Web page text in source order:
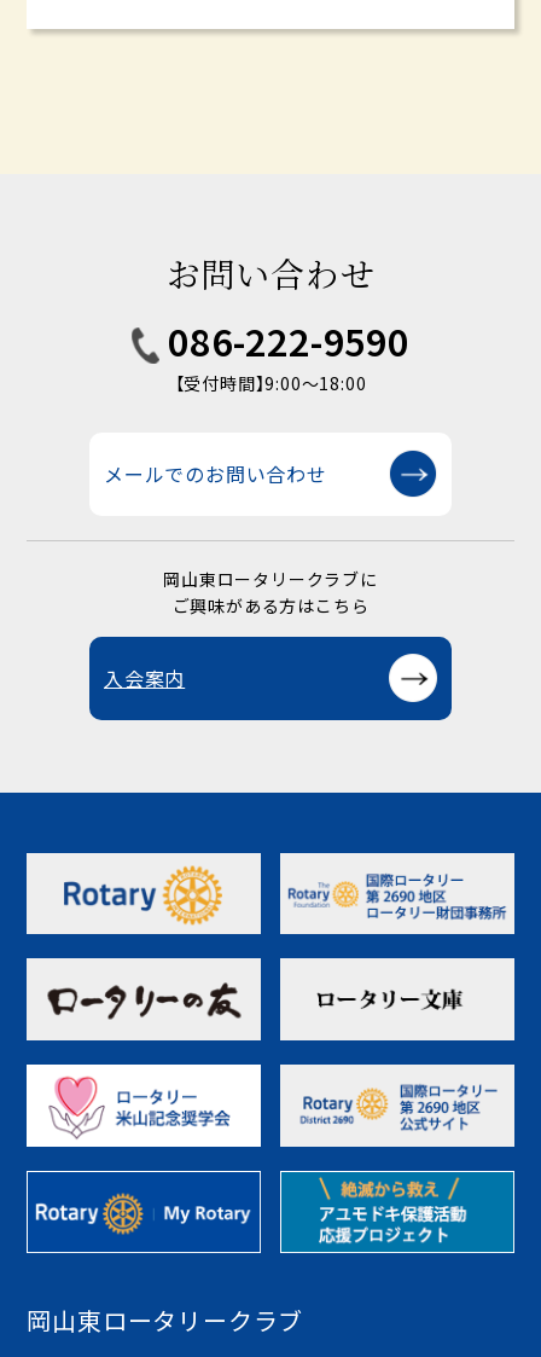
お問い合わせ
086-222-9590
【受付時間】9:00〜18:00
メールでのお問い合わせ
岡山東ロータリークラブに
ご興味がある方はこちら
入会案内
岡山東ロータリークラブ